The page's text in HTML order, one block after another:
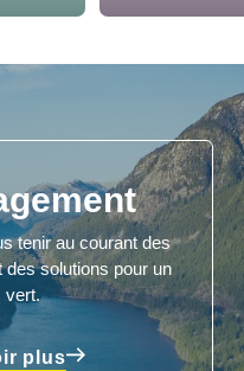
tenir au courant des
solutions pour un
vert.
plus